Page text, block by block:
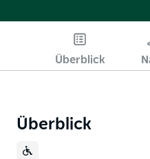
Überblick
Überblick